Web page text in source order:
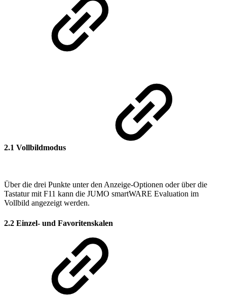
2.1 Vollbildmodus
Über die drei Punkte unter den Anzeige-Optionen oder über die
Tastatur mit F11 kann die JUMO smartWARE Evaluation im
Vollbild angezeigt werden.
2.2 Einzel- und Favoritenskalen